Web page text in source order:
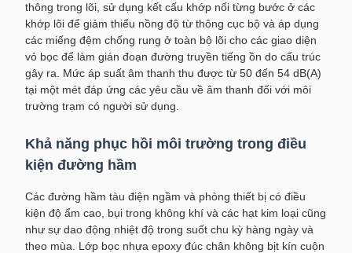
thông trong lõi, sử dụng kết cấu khớp nối từng bước ở các
khớp lõi để giảm thiểu nồng độ từ thông cục bộ và áp dụng
các miếng đệm chống rung ở toàn bộ lõi cho các giao diện
vỏ bọc để làm gián đoạn đường truyền tiếng ồn do cấu trúc
gây ra. Mức áp suất âm thanh thu được từ 50 đến 54 dB(A)
tại một mét đáp ứng các yêu cầu về âm thanh đối với môi
trường trạm có người sử dụng.
Khả năng phục hồi môi trường trong điều
kiện đường hầm
Các đường hầm tàu ​​điện ngầm và phòng thiết bị có điều
kiện độ ẩm cao, bụi trong không khí và các hạt kim loại cũng
như sự dao động nhiệt độ trong suốt chu kỳ hàng ngày và
theo mùa. Lớp bọc nhựa epoxy đúc chân không bịt kín cuộn